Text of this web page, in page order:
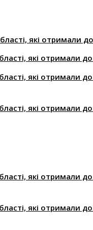
які отримали
які отримали
які отримали
які отримали
які отримали
які отримали